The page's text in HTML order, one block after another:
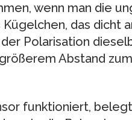
wenn man die
das dicht
Polarisation
Abstand
funktioniert,